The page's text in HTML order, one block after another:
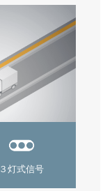
３灯式信号